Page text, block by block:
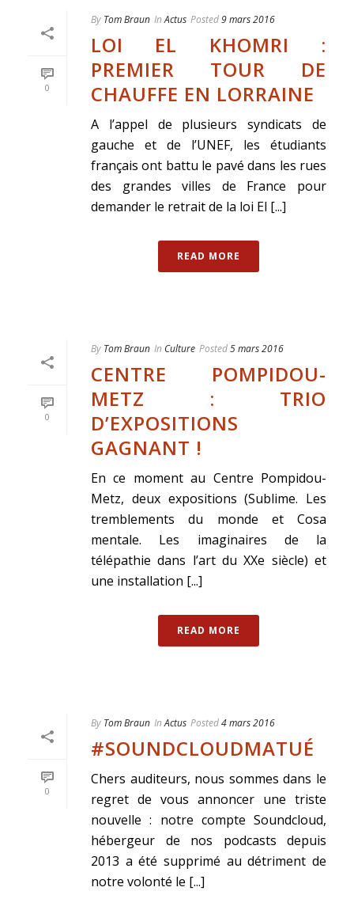
0
By Tom Braun In Actus Posted9 mars 2016
LOI EL KHOMRI :
PREMIER TOUR DE
CHAUFFE EN LORRAINE
A l’appel de plusieurs syndicats de
gauche et de l’UNEF, les étudiants
français ont battu le pavé dans les rues
des grandes villes de France pour
demander le retrait de la loi El [...]
READ MORE
0
By Tom Braun In Culture Posted5 mars 2016
CENTRE POMPIDOU-
METZ : TRIO
D’EXPOSITIONS
GAGNANT !
En ce moment au Centre Pompidou-
Metz, deux expositions (Sublime. Les
tremblements du monde et Cosa
mentale. Les imaginaires de la
télépathie dans l’art du XXe siècle) et
une installation [...]
READ MORE
0
By Tom Braun In Actus Posted4 mars 2016
#SOUNDCLOUDMATUÉ
Chers auditeurs, nous sommes dans le
regret de vous annoncer une triste
nouvelle : notre compte Soundcloud,
hébergeur de nos podcasts depuis
2013 a été supprimé au détriment de
notre volonté le [...]